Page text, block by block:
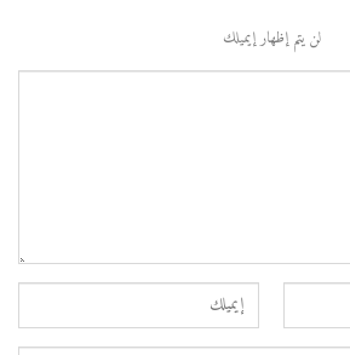
لن يتم إظهار إيميلك